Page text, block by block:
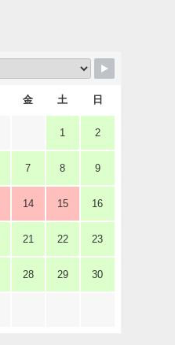
金 土 日
1 2
7 8 9
14 15 16
21 22 23
28 29 30